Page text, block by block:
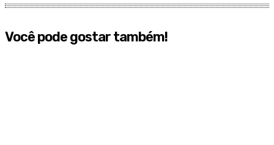
Você pode gostar também!